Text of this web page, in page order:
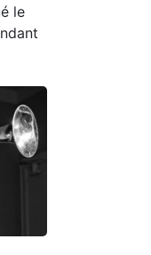
le